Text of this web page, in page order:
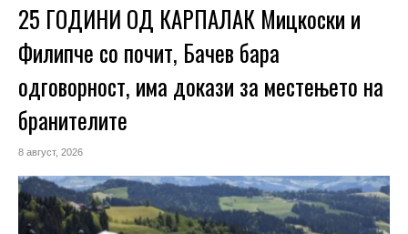
25 ГОДИНИ ОД КАРПАЛАК Мицкоски и
Филипче со почит, Бачев бара
одговорност, има докази за местењето на
бранителите
8 август, 2026